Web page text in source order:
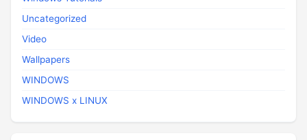
Uncategorized
Video
Wallpapers
WINDOWS
WINDOWS x LINUX